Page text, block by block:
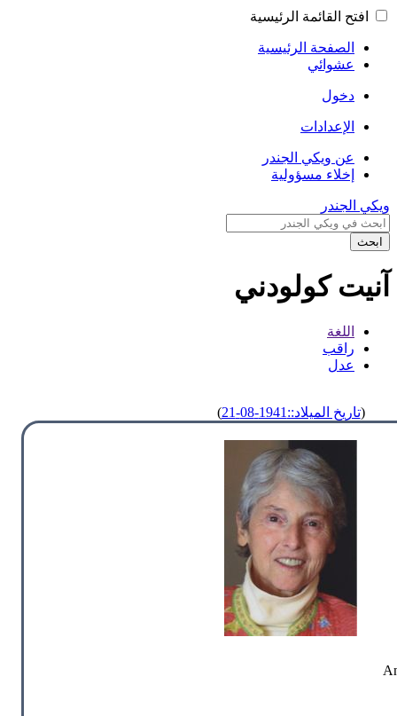
افتح القائمة الرئيسية
الصفحة الرئيسية
عشوائي
دخول
الإعدادات
عن ويكي الجندر
إخلاء مسؤولية
ويكي الجندر
ابحث
آنيت كولودني
اللغة
راقب
عدل
(تاريخ الميلاد::1941-08-21 )